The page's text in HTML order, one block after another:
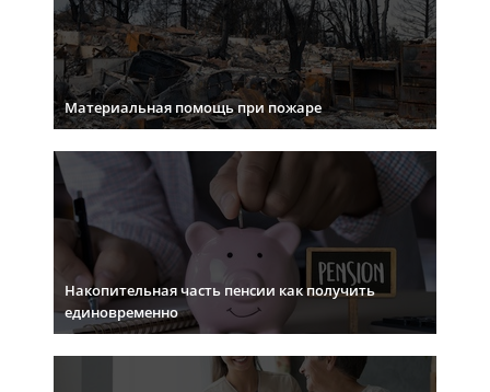
Материальная помощь при пожаре
Накопительная часть пенсии как получить
единовременно